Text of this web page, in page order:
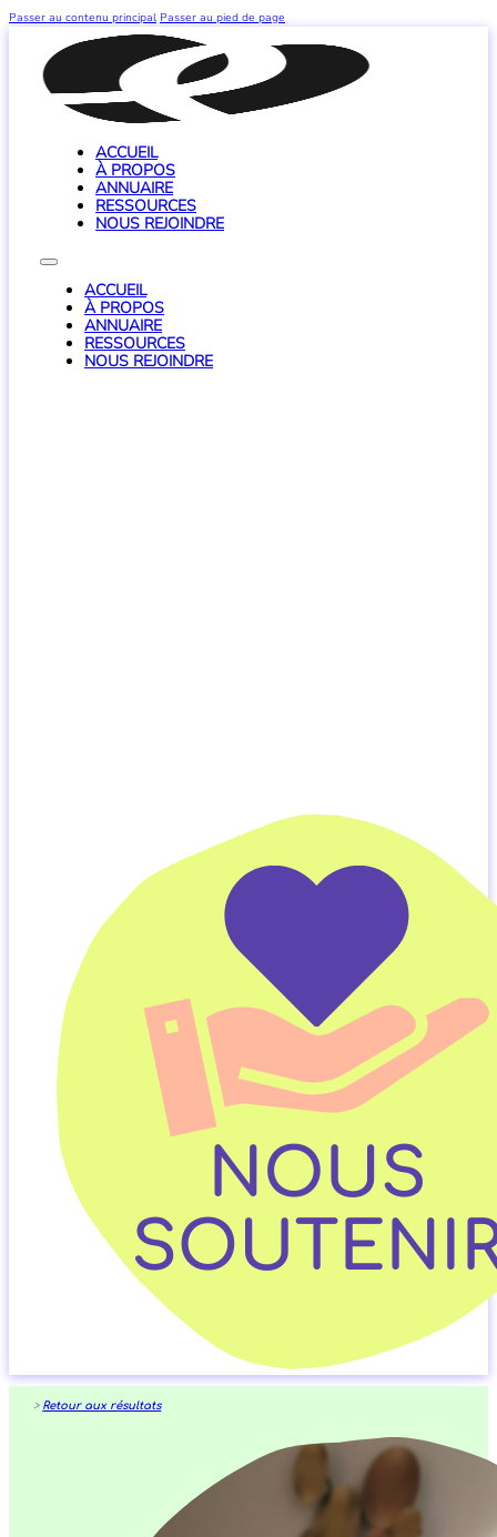
Passer au contenu principal Passer au pied de page
ACCUEIL
À PROPOS
ANNUAIRE
RESSOURCES
NOUS REJOINDRE
ACCUEIL
À PROPOS
ANNUAIRE
RESSOURCES
NOUS REJOINDRE
> Retour aux résultats